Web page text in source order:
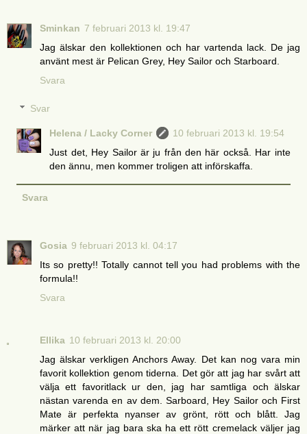
Sminkan 7 februari 2013 kl. 19:47
Jag älskar den kollektionen och har vartenda lack. De jag
använt mest är Pelican Grey, Hey Sailor och Starboard.
Svara
Svar
Helena / Lacky Corner
10 februari 2013 kl. 19:54
Just det, Hey Sailor är ju från den här också. Har inte
den ännu, men kommer troligen att införskaffa.
Svara
Gosia 9 februari 2013 kl. 04:17
Its so pretty!! Totally cannot tell you had problems with the
formula!!
Svara
Ellika 10 februari 2013 kl. 20:00
Jag älskar verkligen Anchors Away. Det kan nog vara min
favorit kollektion genom tiderna. Det gör att jag har svårt att
välja ett favoritlack ur den, jag har samtliga och älskar
nästan varenda en av dem. Sarboard, Hey Sailor och First
Mate är perfekta nyanser av grönt, rött och blått. Jag
märker att när jag bara ska ha ett rött cremelack väljer jag